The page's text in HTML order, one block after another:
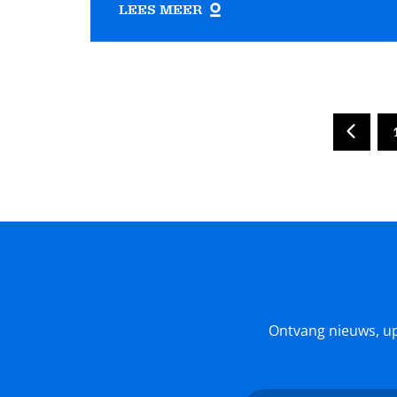
LEES MEER
Ontvang nieuws,